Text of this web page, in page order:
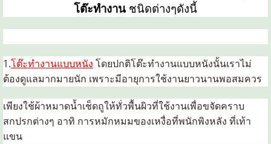
โต๊ะทำงานชนิดต่างๆดังนี้
1.โต๊ะทำงานแบบหนัง โดยปกติโต๊ะทำงานแบบหนังนั้นเราไม่
ต้องดูแลมากมายนัก เพราะมีอายุการใช้งานยาวนานพอสมควร
เพียงใช้ผ้าหมาดน้ำเช็ดถูให้ทั่วพื้นผิวที่ใช้งานเพื่อขจัดคราบ
สกปรกต่างๆ อาทิ การหมักหมมของเหงื่อที่พนักพิงหลัง ที่เท้า
แขน